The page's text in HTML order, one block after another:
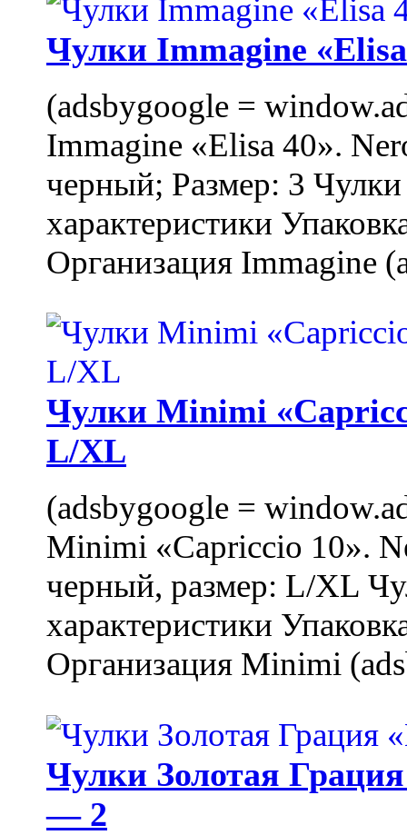
Чулки Immagine
(adsbygoogle =
Immagine «Elisa 40».
черный; Размер: 3
характеристики
Организация Immagine
Чулки Minimi
L/XL
(adsbygoogle =
Minimi «Capriccio 10».
черный, размер: L/XL
характеристики
Организация Minimi
Чулки Золотая
— 2